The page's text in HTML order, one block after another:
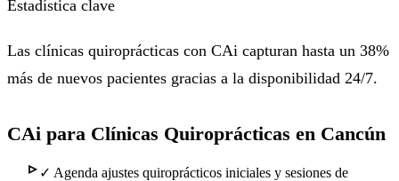
Estadística clave
Las clínicas quiroprácticas con CAi capturan hasta un 38%
más de nuevos pacientes gracias a la disponibilidad 24/7.
CAi para Clínicas Quiroprácticas en Cancún
✓ Agenda ajustes quiroprácticos iniciales y sesiones de